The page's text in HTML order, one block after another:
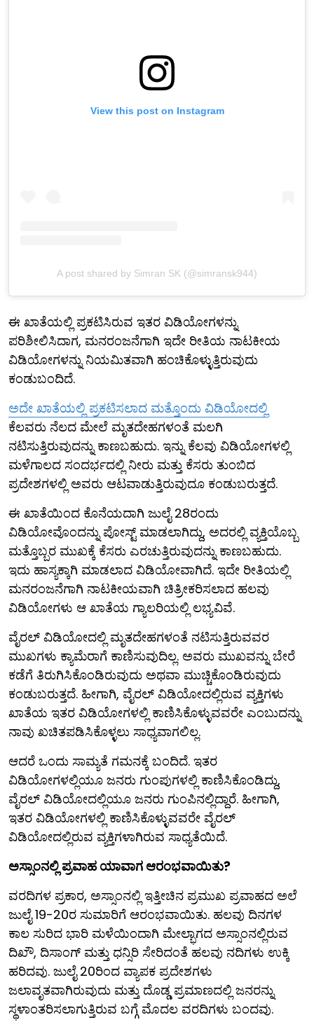
View this post on Instagram
A post shared by Simran SK (@simransk944)
ಈ ಖಾತೆಯಲ್ಲಿ ಪ್ರಕಟಿಸಿರುವ ಇತರ ವಿಡಿಯೋಗಳನ್ನು
ಪರಿಶೀಲಿಸಿದಾಗ, ಮನರಂಜನೆಗಾಗಿ ಇದೇ ರೀತಿಯ ನಾಟಕೀಯ
ವಿಡಿಯೋಗಳನ್ನು ನಿಯಮಿತವಾಗಿ ಹಂಚಿಕೊಳ್ಳುತ್ತಿರುವುದು
ಕಂಡುಬಂದಿದೆ.
ಅದೇ ಖಾತೆಯಲ್ಲಿ ಪ್ರಕಟಿಸಲಾದ ಮತ್ತೊಂದು ವಿಡಿಯೋದಲ್ಲಿ
ಕೆಲವರು ನೆಲದ ಮೇಲೆ ಮೃತದೇಹಗಳಂತೆ ಮಲಗಿ
ನಟಿಸುತ್ತಿರುವುದನ್ನು ಕಾಣಬಹುದು. ಇನ್ನು ಕೆಲವು ವಿಡಿಯೋಗಳಲ್ಲಿ
ಮಳೆಗಾಲದ ಸಂದರ್ಭದಲ್ಲಿ ನೀರು ಮತ್ತು ಕೆಸರು ತುಂಬಿದ
ಪ್ರದೇಶಗಳಲ್ಲಿ ಅವರು ಆಟವಾಡುತ್ತಿರುವುದೂ ಕಂಡುಬರುತ್ತದೆ.
ಈ ಖಾತೆಯಿಂದ ಕೊನೆಯದಾಗಿ ಜುಲೈ 28ರಂದು
ವಿಡಿಯೋವೊಂದನ್ನು ಪೋಸ್ಟ್ ಮಾಡಲಾಗಿದ್ದು, ಅದರಲ್ಲಿ ವ್ಯಕ್ತಿಯೊಬ್ಬ
ಮತ್ತೊಬ್ಬರ ಮುಖಕ್ಕೆ ಕೆಸರು ಎರಚುತ್ತಿರುವುದನ್ನು ಕಾಣಬಹುದು.
ಇದು ಹಾಸ್ಯಕ್ಕಾಗಿ ಮಾಡಲಾದ ವಿಡಿಯೋವಾಗಿದೆ. ಇದೇ ರೀತಿಯಲ್ಲಿ
ಮನರಂಜನೆಗಾಗಿ ನಾಟಕೀಯವಾಗಿ ಚಿತ್ರೀಕರಿಸಲಾದ ಹಲವು
ವಿಡಿಯೋಗಳು ಆ ಖಾತೆಯ ಗ್ಯಾಲರಿಯಲ್ಲಿ ಲಭ್ಯವಿವೆ.
ವೈರಲ್ ವಿಡಿಯೋದಲ್ಲಿ ಮೃತದೇಹಗಳಂತೆ ನಟಿಸುತ್ತಿರುವವರ
ಮುಖಗಳು ಕ್ಯಾಮೆರಾಗೆ ಕಾಣಿಸುವುದಿಲ್ಲ. ಅವರು ಮುಖವನ್ನು ಬೇರೆ
ಕಡೆಗೆ ತಿರುಗಿಸಿಕೊಂಡಿರುವುದು ಅಥವಾ ಮುಚ್ಚಿಕೊಂಡಿರುವುದು
ಕಂಡುಬರುತ್ತದೆ. ಹೀಗಾಗಿ, ವೈರಲ್ ವಿಡಿಯೋದಲ್ಲಿರುವ ವ್ಯಕ್ತಿಗಳು
ಖಾತೆಯ ಇತರ ವಿಡಿಯೋಗಳಲ್ಲಿ ಕಾಣಿಸಿಕೊಳ್ಳುವವರೇ ಎಂಬುದನ್ನು
ನಾವು ಖಚಿತಪಡಿಸಿಕೊಳ್ಳಲು ಸಾಧ್ಯವಾಗಲಿಲ್ಲ.
ಆದರೆ ಒಂದು ಸಾಮ್ಯತೆ ಗಮನಕ್ಕೆ ಬಂದಿದೆ. ಇತರ
ವಿಡಿಯೋಗಳಲ್ಲಿಯೂ ಜನರು ಗುಂಪುಗಳಲ್ಲಿ ಕಾಣಿಸಿಕೊಂಡಿದ್ದು,
ವೈರಲ್ ವಿಡಿಯೋದಲ್ಲಿಯೂ ಜನರು ಗುಂಪಿನಲ್ಲಿದ್ದಾರೆ. ಹೀಗಾಗಿ,
ಇತರ ವಿಡಿಯೋಗಳಲ್ಲಿ ಕಾಣಿಸಿಕೊಳ್ಳುವವರೇ ವೈರಲ್
ವಿಡಿಯೋದಲ್ಲಿರುವ ವ್ಯಕ್ತಿಗಳಾಗಿರುವ ಸಾಧ್ಯತೆಯಿದೆ.
ಅಸ್ಸಾಂನಲ್ಲಿ ಪ್ರವಾಹ ಯಾವಾಗ ಆರಂಭವಾಯಿತು?
ವರದಿಗಳ ಪ್ರಕಾರ, ಅಸ್ಸಾಂನಲ್ಲಿ ಇತ್ತೀಚಿನ ಪ್ರಮುಖ ಪ್ರವಾಹದ ಅಲೆ
ಜುಲೈ 19-20ರ ಸುಮಾರಿಗೆ ಆರಂಭವಾಯಿತು. ಹಲವು ದಿನಗಳ
ಕಾಲ ಸುರಿದ ಭಾರಿ ಮಳೆಯಿಂದಾಗಿ ಮೇಲ್ಭಾಗದ ಅಸ್ಸಾಂನಲ್ಲಿರುವ
ದಿಖೌ, ದಿಸಾಂಗ್ ಮತ್ತು ಧನ್ಸಿರಿ ಸೇರಿದಂತೆ ಹಲವು ನದಿಗಳು ಉಕ್ಕಿ
ಹರಿದವು. ಜುಲೈ 20ರಿಂದ ವ್ಯಾಪಕ ಪ್ರದೇಶಗಳು
ಜಲಾವೃತವಾಗಿರುವುದು ಮತ್ತು ದೊಡ್ಡ ಪ್ರಮಾಣದಲ್ಲಿ ಜನರನ್ನು
ಸ್ಥಳಾಂತರಿಸಲಾಗುತ್ತಿರುವ ಬಗ್ಗೆ ಮೊದಲ ವರದಿಗಳು ಬಂದವು.